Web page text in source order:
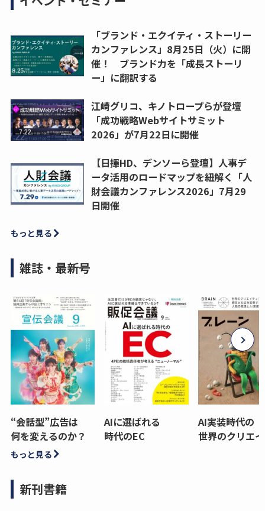
「ブランド・エクイティ・ストーリー
カンファレンス」8月25日（火）に開
催！ ブランド力を「成長ストーリ
ー」に翻訳する
江崎グリコ、キノトロープらが登壇
「成功戦略Webサイトサミット
2026」が7月22日に開催
【日揮HD、デンソーら登壇】人事デ
ータ活用のロードマップを紐解く「人
財会議カンファレンス2026」7月29
日開催
もっと見る
雑誌・最新号
“会話型”広告は
何を変えるのか？
AIに選ばれる
時代のEC
AI実装時代の
世界のクリエ
もっと見る
新刊書籍